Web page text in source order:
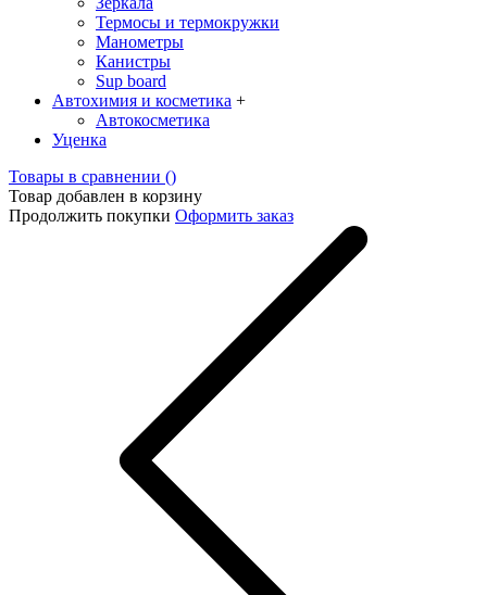
Термосы и термокружки
Манометры
Канистры
Sup board
Автохимия и косметика +
Автокосметика
Уценка
Товары в сравнении ()
Товар добавлен в корзину
Продолжить покупки Оформить заказ